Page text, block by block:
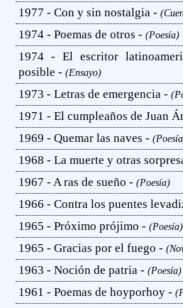
1977 - Con y sin nostalgia -
1974 - Poemas de otros -(Poesía)
1974 - El escritor
posible -(Ensayo)
1973 - Letras de emergencia -
1971 - El cumpleaños de Juan
1969 - Quemar las naves -
1968 - La muerte y otras
1967 - A ras de sueño -(Poesía)
1966 - Contra los puentes
1965 - Próximo prójimo -(Poesía)
1965 - Gracias por el fuego -
1963 - Noción de patria -(Poesía)
1961 - Poemas de hoyporhoy -